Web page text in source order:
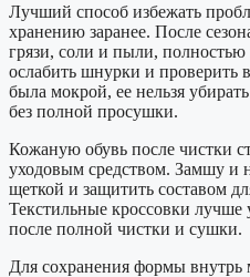
Лучший способ избежать
хранению заранее. После
грязи, соли и пыли,
ослабить шнурки и проверить
была мокрой, ее нельзя
без полной просушки.
Кожаную обувь после чистки
уходовым средством. Замшу и
щеткой и защитить составом
Текстильные кроссовки лучше
после полной чистки и сушки.
Для сохранения формы